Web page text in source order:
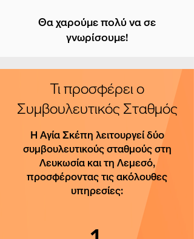
Θα χαρούμε πολύ να σε
γνωρίσουμε!
Τι προσφέρει ο
Συμβουλευτικός Σταθμός
Η Αγία Σκέπη λειτουργεί δύο
συμβουλευτικούς σταθμούς στη
Λευκωσία και τη Λεμεσό,
προσφέροντας τις ακόλουθες
υπηρεσίες: